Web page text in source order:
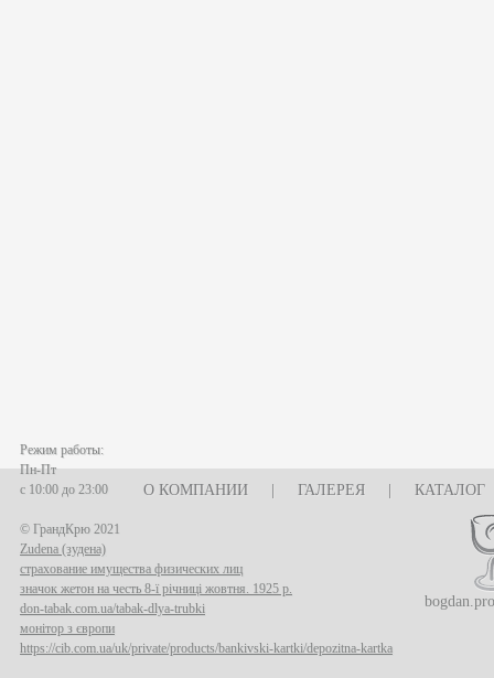
О КОМПАНИИ ГАЛЕРЕЯ КАТАЛОГ
Режим работы:
Пн-Пт
с 10:00 до 23:00
© ГрандКрю 2021
Zudena (зудена)
страхование имущества физических лиц
значок жетон на честь 8-ї річниці жовтня. 1925 р.
don-tabak.com.ua/tabak-dlya-trubki
монітор з європи
https://cib.com.ua/uk/private/products/bankivski-kartki/depozitna-kartka